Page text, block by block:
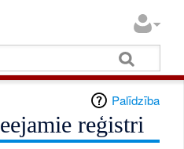
Palīdzība
reģistri